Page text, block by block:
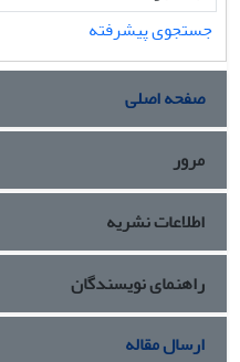
جستجوی پیشرفته
صفحه اصلی
مرور
اطلاعات نشریه
راهنمای نویسندگان
ارسال مقاله